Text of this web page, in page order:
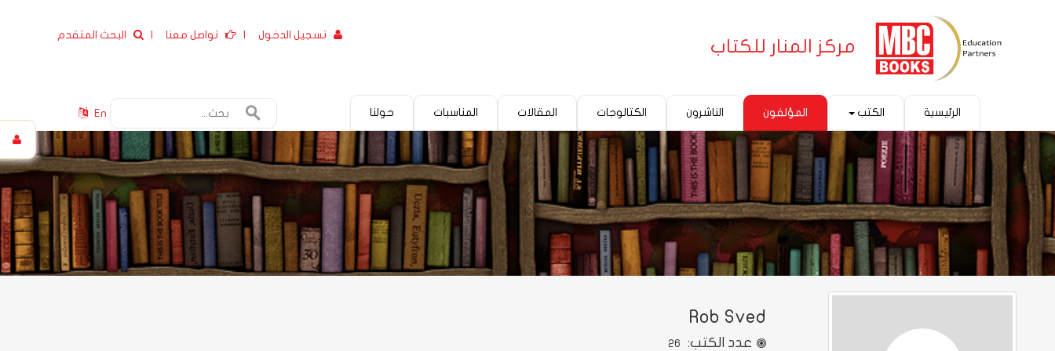
مركز المنار للكتاب
البحث المتقدم تواصل معنا تسجيل الدخول
الرئيسية الكتب المؤلفون الناشرون الكتالوجات المقالات المناسبات حولنا En
Rob Sved
عدد الكتب: 26